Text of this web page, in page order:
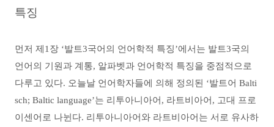
특징
먼저 제 1 장 ‘발트3국어의 언어학적 특징’에서는 발트3국의
언어의 기원과 계통, 알파벳과 언어학적 특징을 중점적으로
다루고 있다. 오늘날 언어학자들에 의해 정의된 ‘발트어 Balti
sch; Baltic language’는 리투아니아어 , 라트비아어 , 고대 프로
이센어로 나뉜다. 리투아니아어와 라트비아어는 서로 유사하